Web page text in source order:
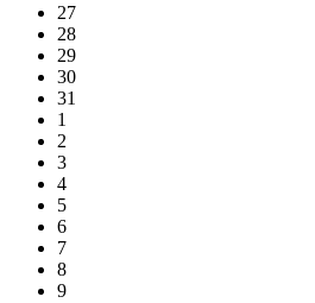
27
28
29
30
31
1
2
3
4
5
6
7
8
9